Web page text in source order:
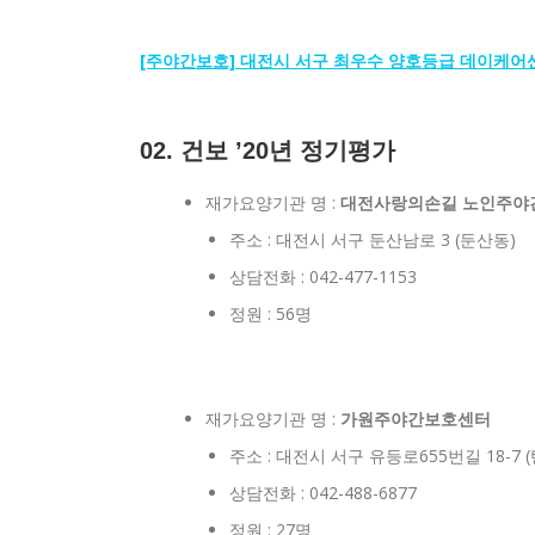
[주야간보호] 대전시 서구 최우수 양호등급 데이케어
02. 건보 ’20년 정기평가
재가요양기관 명 : 대전사랑의손길 노인주야
주소 : 대전시 서구 둔산남로 3 (둔산동)
상담전화 : 042-477-1153
정원 : 56명
재가요양기관 명 : 가원주야간보호센터
주소 : 대전시 서구 유등로655번길 18-7 (
상담전화 : 042-488-6877
정원 : 27명